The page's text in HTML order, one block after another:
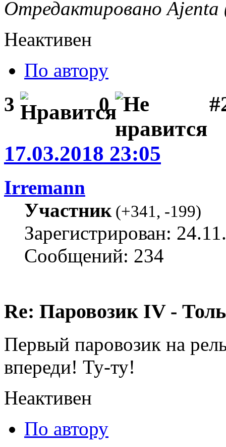
Отредактировано Ajenta
Неактивен
По автору
3 0
17.03.2018 23:05
Irremann
Участник(+341, -199)
Зарегистрирован:
Сообщений: 234
Re: Паровозик IV -
Первый паровозик на
впереди! Ту-ту!
Неактивен
По автору